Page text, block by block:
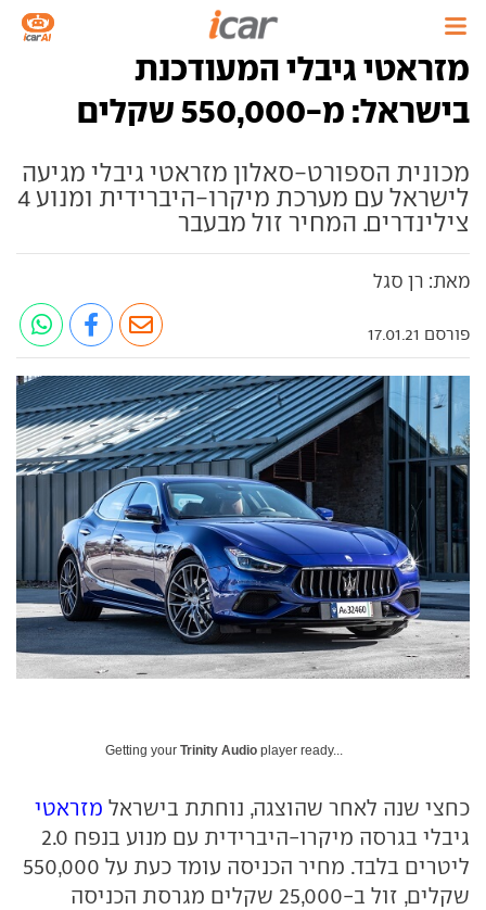
מזראטי גיבלי המעודכנת
בישראל: מ-550,000 שקלים
מכונית הספורט-סאלון מזראטי גיבלי מגיעה
לישראל עם מערכת מיקרו-היברידית ומנוע 4
צילינדרים. המחיר זול מבעבר
מאת: רן סגל
פורסם 17.01.21
Getting your Trinity Audio player ready...
כחצי שנה לאחר שהוצגה, נוחתת בישראל מזראטי
גיבלי בגרסה מיקרו-היברידית עם מנוע בנפח 2.0
ליטרים בלבד. מחיר הכניסה עומד כעת על 550,000
שקלים, זול ב-25,000 שקלים מגרסת הכניסה